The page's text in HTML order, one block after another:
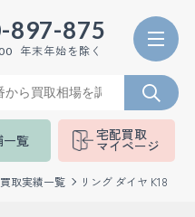
897-875
年末年始を除く
一覧 宅配買取
マイページ
買取実績一覧 リング ダイヤ K18